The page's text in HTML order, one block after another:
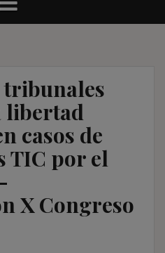
tribunales
libertad
casos de
TIC por el
X Congreso